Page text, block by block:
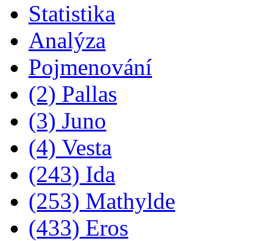
Statistika
Analýza
Pojmenování
(2) Pallas
(3) Juno
(4) Vesta
(243) Ida
(253) Mathylde
(433) Eros